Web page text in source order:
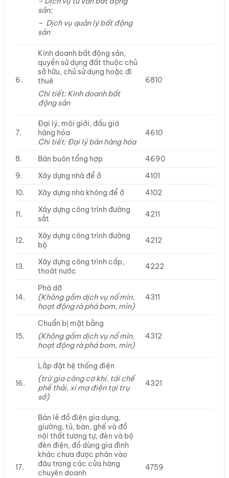
sản;
– Dịch vụ quản lý bất động
sản
6.
Kinh doanh bất động sản,
quyền sử dụng đất thuộc chủ
sở hữu, chủ sử dụng hoặc đi
thuê
Chi tiết: Kinh doanh bất
động sản
6810
7.
Đại lý, môi giới, đấu giá
hàng hóa
Chi tiết: Đại lý bán hàng hóa
4610
8. Bán buôn tổng hợp
4690
9.
Xây dựng nhà để ở
4101
10.
Xây dựng nhà không để ở 4102
11.
Xây dựng công trình đường
sắt
4211
12.
Xây dựng công trình đường
bộ
4212
13.
Xây dựng công trình cấp,
thoát nước
4222
14.
Phá dỡ
(Không gồm dịch vụ nổ mìn,
hoạt động rà phá bom, mìn)
4311
15.
Chuẩn bị mặt bằng
(Không gồm dịch vụ nổ mìn,
hoạt động rà phá bom, mìn)
4312
16.
Lắp đặt hệ thống điện
(trừ gia công cơ khí, tái chế
phế thải, xi mạ điện tại trụ
sở)
4321
17.
Bán lẻ đồ điện gia dụng,
giường, tủ, bàn, ghế và đồ
nội thất tương tự, đèn và bộ
đèn điện, đồ dùng gia đình
khác chưa được phân vào
đâu trong các cửa hàng
chuyên doanh
4759